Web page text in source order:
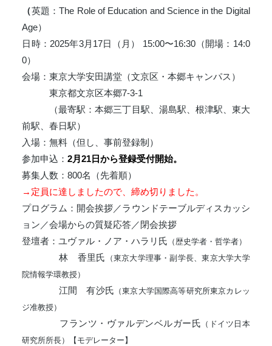
（英題：The Role of Education and Science in the Digital
Age）
日時：2025年3月17日（月） 15:00〜16:30（開場：14:0
0）
会場：東京大学安田講堂（文京区・本郷キャンパス）
東京都文京区本郷7-3-1
（最寄駅：本郷三丁目駅、湯島駅、根津駅、東大
前駅、春日駅）
入場：無料（但し、事前登録制）
参加申込：2月21日から登録受付開始。
募集人数：800名（先着順）
→定員に達しましたので、締め切りました。
プログラム：開会挨拶／ラウンドテーブルディスカッシ
ョン／会場からの質疑応答／閉会挨拶
登壇者：ユヴァル・ノア・ハラリ氏 （歴史学者・哲学者）
林 香里氏
（東京大学理事・副学長、東京大学大学
院情報学環教授）
江間 有沙氏 （東京大学国際高等研究所東京カレッ
ジ准教授）
フランツ・ヴァルデンベルガー氏 （ドイツ日本
研究所所長）【モデレーター】